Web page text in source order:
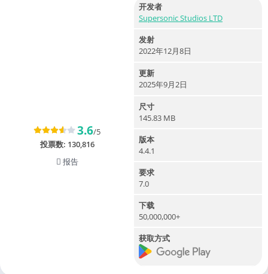
3.6/5
投票数: 130,816
报告
开发者
Supersonic Studios LTD
发射
2022年12月8日
更新
2025年9月2日
尺寸
145.83 MB
版本
4.4.1
要求
7.0
下载
50,000,000+
获取方式